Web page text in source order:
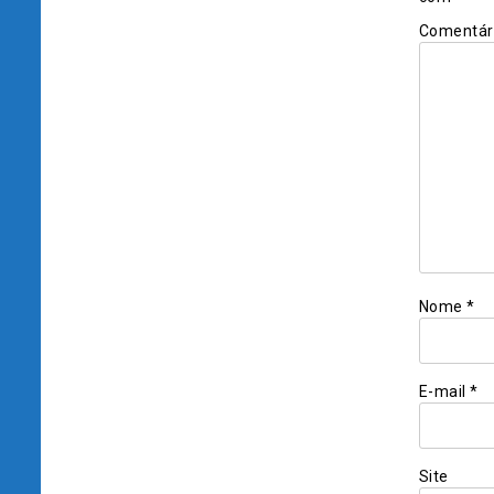
Nome *
E-mail *
Site